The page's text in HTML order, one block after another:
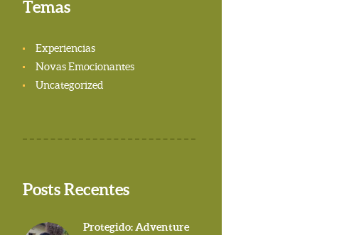
Temas
Experiencias
Novas Emocionantes
Uncategorized
Posts Recentes
Protegido: Adventure